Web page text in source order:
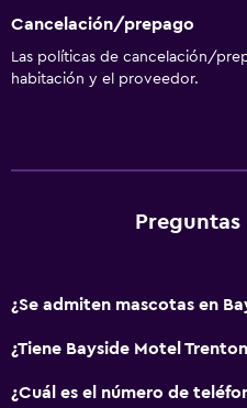
Cancelación/prepago
Las políticas de cancelación/
habitación y el proveedor.
¿Se admiten mascotas en
¿Tiene Bayside Motel
¿Cuál es el número de